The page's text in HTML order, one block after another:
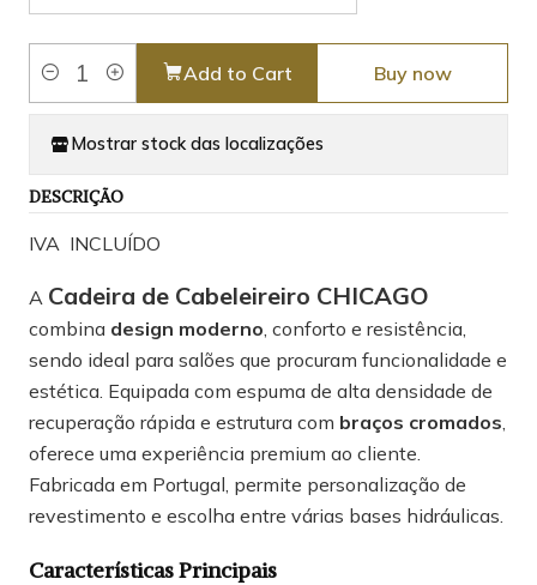
Quantity
Add to Cart Buy now
Mostrar stock das localizações
DESCRIÇÃO
IVA INCLUÍDO
A Cadeira de Cabeleireiro CHICAGO
combina design moderno , conforto e resistência,
sendo ideal para salões que procuram funcionalidade e
estética. Equipada com espuma de alta densidade de
recuperação rápida e estrutura com braços cromados
oferece uma experiência premium ao cliente.
Fabricada em Portugal, permite personalização de
revestimento e escolha entre várias bases hidráulicas.
Características Principais